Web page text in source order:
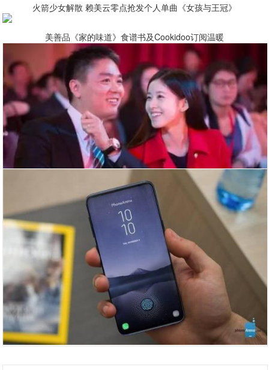
火箭少女解散 赖美云零点抢发个人单曲《女孩与王冠》
美善品《家的味道》食谱书及Cookidoo订阅温暖